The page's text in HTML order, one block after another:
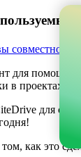
совместно
для помощи
в проектах,
для
как это